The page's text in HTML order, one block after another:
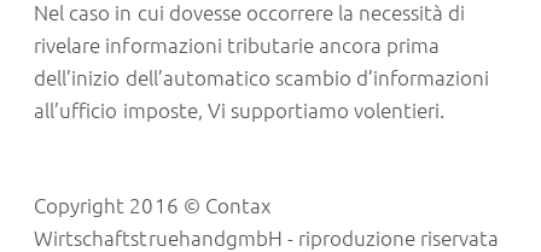
Nel caso in cui dovesse occorrere la necessità di
rivelare informazioni tributarie ancora prima
dell’inizio dell’automatico scambio d’informazioni
all’ufficio imposte, Vi supportiamo volentieri.
Copyright 2016 © Contax
WirtschaftstruehandgmbH - riproduzione riservata